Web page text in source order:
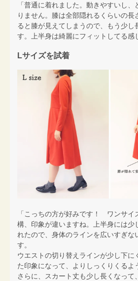
「普通に着れました。動きやすいし
りません。膝は全部隠れるくらいの長
ると膝が見えてしまうので、もう少し
す。上半身は綺麗にフィットしてる感
Lサイズを試着
「こっちの方が好みです！ ワンサイ
構、印象が違いますね。上半身には少
れたので、身体のラインを広いすぎな
す。
ウエストの切り替えラインが少し下に
た印象になって、よりしっくりくるよ
さらに、スカート丈も少し長くなって